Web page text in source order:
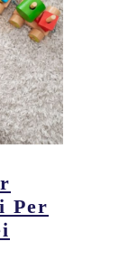
Per